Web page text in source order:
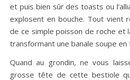
et puis bien sûr des toasts ou
explosent en bouche. Tout vient
de ce simple poisson de roche et
transformant une banale soupe en
Quand au grondin, ne vous
grosse tête de cette bestiole